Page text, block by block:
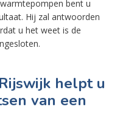
bent u
Hij zal antwoorden
u het weet is de
helpt u
van een